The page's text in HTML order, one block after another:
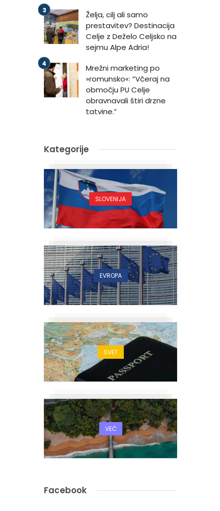
Želja, cilj ali samo
prestavitev? Destinacija
Celje z Deželo Celjsko na
sejmu Alpe Adria!
Mrežni marketing po
»romunsko«: “Včeraj na
območju PU Celje
obravnavali štiri drzne
tatvine.”
Kategorije
SLOVENIJA
EVROPA
SVET
VEČ
Facebook